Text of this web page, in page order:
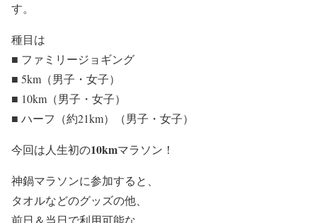
す。
種目は
■ ファミリージョギング
■ 5km（男子・女子）
■ 10km（男子・女子）
■ ハーフ（約21km）（男子・女子）
今回は人生初の10kmマラソン！
神鍋マラソンに参加すると、
タオルなどのグッズの他、
前日＆当日で利用可能な